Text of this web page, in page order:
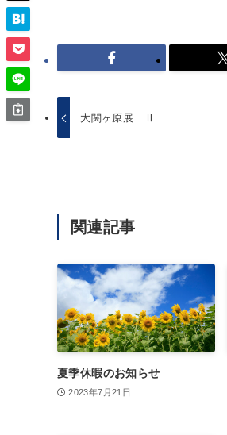
大関ヶ原展 Ⅱ
関連記事
夏季休暇のお知らせ
2023年7月21日